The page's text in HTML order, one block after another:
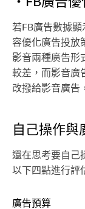
若FB廣告數據
容優化廣告投放
影音兩種廣告形
較差，而影音廣
改撥給影音廣告
自己操作與
還在思考要自己
以下四點進行評
廣告預算